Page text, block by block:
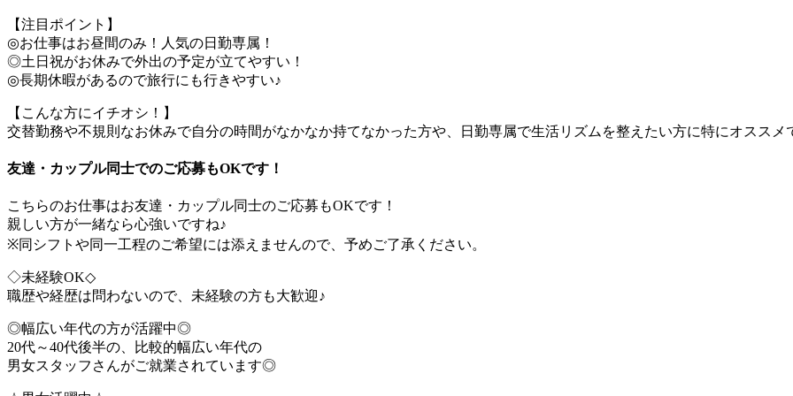
【注目ポイント】
◎お仕事はお昼間のみ！人気の日勤専属！
◎土日祝がお休みで外出の予定が立てやすい！
◎長期休暇があるので旅行にも行きやすい♪
【こんな方にイチオシ！】
交替勤務や不規則なお休みで自分の時間がなかなか持てなかった方や、日勤専属で生活リズムを整えたい方に特にオススメ
友達・カップル同士でのご応募もOKです！
こちらのお仕事はお友達・カップル同士のご応募もOKです！
親しい方が一緒なら心強いですね♪
※同シフトや同一工程のご希望には添えませんので、予めご了承ください。
◇未経験OK◇
職歴や経歴は問わないので、未経験の方も大歓迎♪
◎幅広い年代の方が活躍中◎
20代～40代後半の、比較的幅広い年代の
男女スタッフさんがご就業されています◎